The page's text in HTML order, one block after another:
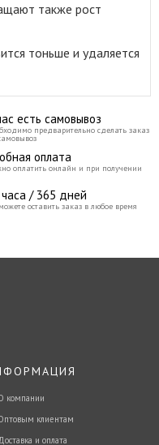
также рост
тоньше и удаляется
есть самовывоз
предварительно сделать заказ
оплата
оплатить онлайн и при получении
/ 365 дней
оставить заказ в любое время
компании
клиентам
и оплата